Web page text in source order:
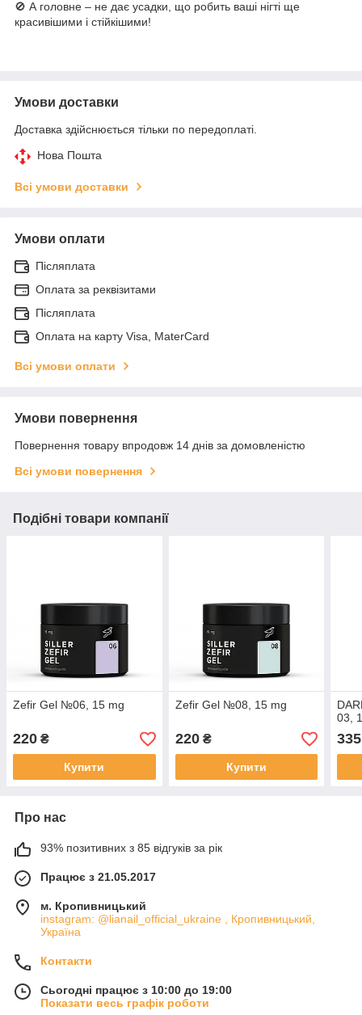
🚫 А головне – не дає усадки, що робить ваші нігті ще
красивішими і стійкішими!
Умови доставки
Доставка здійснюється тільки по передоплаті.
Нова Пошта
Всі умови доставки
Умови оплати
Післяплата
Оплата за реквізитами
Післяплата
Оплата на карту Visa, MaterCard
Всі умови оплати
Умови повернення
Повернення товару впродовж 14 днів за домовленістю
Всі умови повернення
Подібні товари компанії
Zefir Gel №06, 15 mg
220 ₴
Купити
Zefir Gel №08, 15 mg
220₴
Купити
03,
335
Про нас
93% позитивних з 85 відгуків за рік
Працює з 21.05.2017
м. Кропивницький
instagram: @lianail_official_ukraine , Кропивницький,
Україна
Контакти
Сьогодні працює з 10:00 до 19:00
Показати весь графік роботи